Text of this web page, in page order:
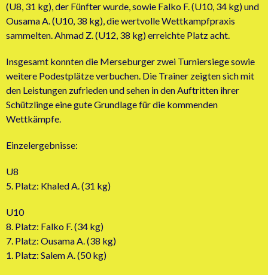
(U8, 31 kg), der Fünfter wurde, sowie Falko F. (U10, 34 kg) und
Ousama A. (U10, 38 kg), die wertvolle Wettkampfpraxis
sammelten. Ahmad Z. (U12, 38 kg) erreichte Platz acht.
Insgesamt konnten die Merseburger zwei Turniersiege sowie
weitere Podestplätze verbuchen. Die Trainer zeigten sich mit
den Leistungen zufrieden und sehen in den Auftritten ihrer
Schützlinge eine gute Grundlage für die kommenden
Wettkämpfe.
Einzelergebnisse:
U8
5. Platz: Khaled A. (31 kg)
U10
8. Platz: Falko F. (34 kg)
7. Platz: Ousama A. (38 kg)
1. Platz: Salem A. (50 kg)